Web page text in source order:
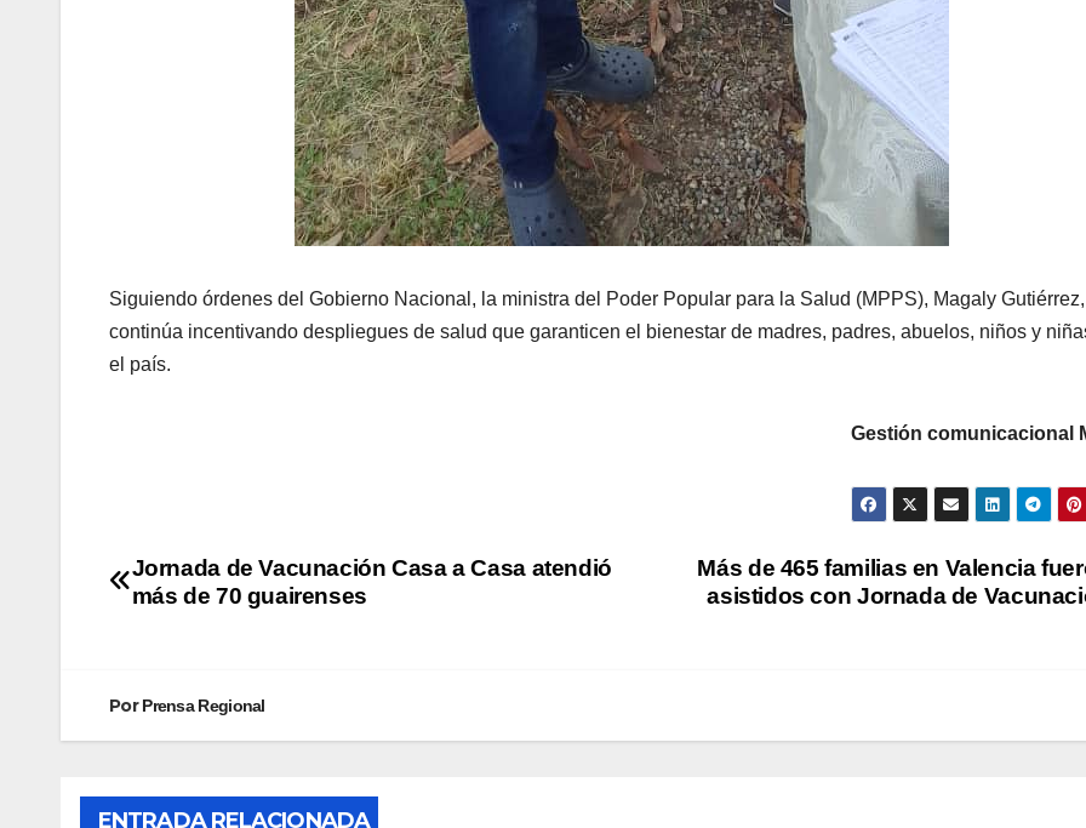
Siguiendo órdenes del Gobierno Nacional, la ministra del Poder Popular para la Salud (MPPS), Magaly Gutiérrez,
continúa incentivando despliegues de salud que garanticen el bienestar de madres, padres, abuelos, niños y
el país.
Gestión comunicacional
Más de 465 familias en Valencia
asistidos con Jornada de
Jornada de Vacunación Casa a Casa atendió
más de 70 guairenses
PorPrensa Regional
ENTRADA RELACIONADA